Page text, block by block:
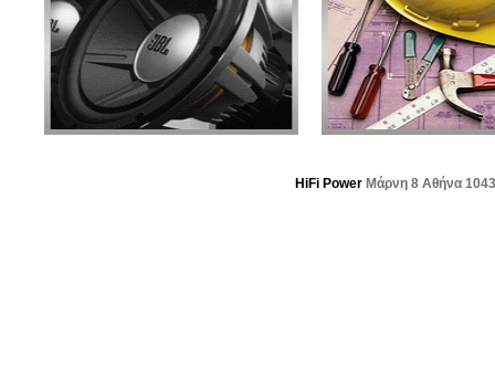
HiFi Power Μάρνη 8 Αθήνα